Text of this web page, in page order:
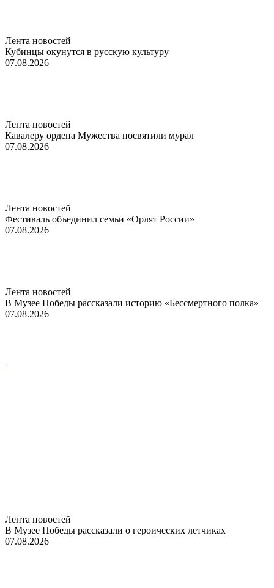
Лента новостей
Кубинцы окунутся в русскую культуру
07.08.2026
Лента новостей
Кавалеру ордена Мужества посвятили мурал
07.08.2026
Лента новостей
Фестиваль объединил семьи «Орлят России»
07.08.2026
Лента новостей
В Музее Победы рассказали историю «Бессмертного полка»
07.08.2026
Лента новостей
В Музее Победы рассказали о героических летчиках
07.08.2026